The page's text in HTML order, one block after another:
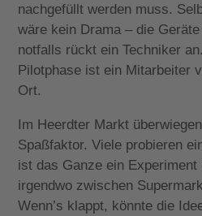
nachgefüllt werden muss.
wäre kein Drama – die
notfalls rückt ein Techniker
Pilotphase ist ein Mitarbeiter
Ort.
Im Heerdter Markt
Spaßfaktor. Viele probieren
ist das Ganze ein
irgendwo zwischen
Wenn’s klappt, könnte die